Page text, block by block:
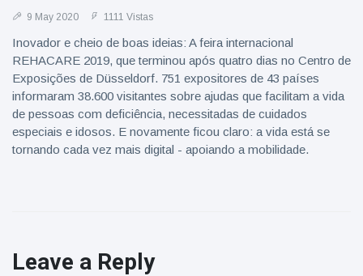
9 May 2020 1111 Vistas
Inovador e cheio de boas ideias: A feira internacional
REHACARE 2019, que terminou após quatro dias no Centro de
Exposições de Düsseldorf. 751 expositores de 43 países
informaram 38.600 visitantes sobre ajudas que facilitam a vida
de pessoas com deficiência, necessitadas de cuidados
especiais e idosos. E novamente ficou claro: a vida está se
tornando cada vez mais digital - apoiando a mobilidade.
Leave a Reply